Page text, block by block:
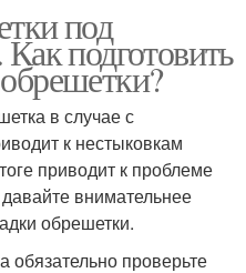
под
подготовить
в случае с
к нестыковкам
приводит к проблеме
внимательнее
обрешетки.
проверьте